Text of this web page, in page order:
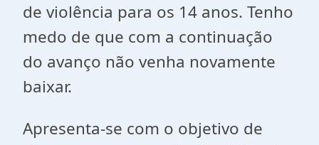
de violência para os 14 anos. Tenho
medo de que com a continuação
do avanço não venha novamente
baixar.
Apresenta-se com o objetivo de